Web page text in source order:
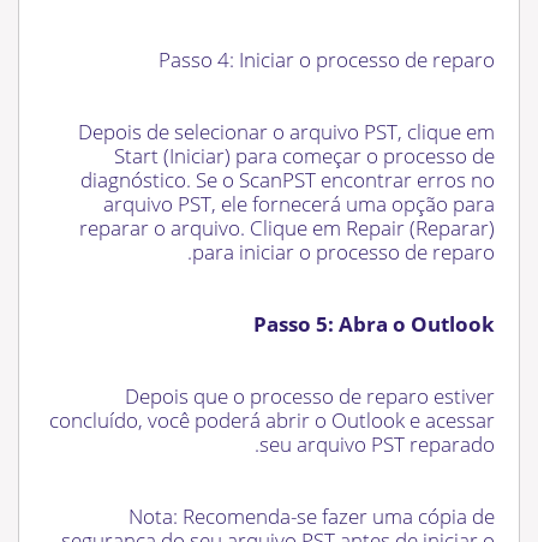
Passo 4: Iniciar o processo de reparo
Depois de selecionar o arquivo PST, clique em
Start (Iniciar) para começar o processo de
diagnóstico. Se o ScanPST encontrar erros no
arquivo PST, ele fornecerá uma opção para
reparar o arquivo. Clique em Repair (Reparar)
para iniciar o processo de reparo.
Passo 5: Abra o Outlook
Depois que o processo de reparo estiver
concluído, você poderá abrir o Outlook e acessar
seu arquivo PST reparado.
Nota: Recomenda-se fazer uma cópia de